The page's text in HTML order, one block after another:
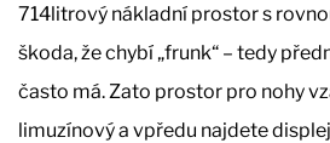
714litrový nákladní prostor s
škoda, že chybí „frunk“ – tedy
často má. Zato prostor pro nohy
limuzínový a vpředu najdete